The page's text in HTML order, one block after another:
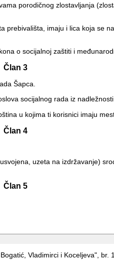
porodičnog zlostavljanja
imaju i lica koja se
o socijalnoj zaštiti i
Član 3
Šapca.
socijalnog rada iz
u kojima ti korisnici imaju
Član 4
uzeta na izdržavanje)
Član 5
Vladimirci i Koceljeva", br.